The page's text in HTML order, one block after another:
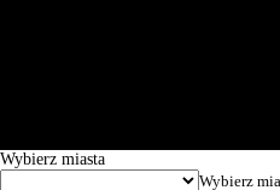
Wybierz miasta